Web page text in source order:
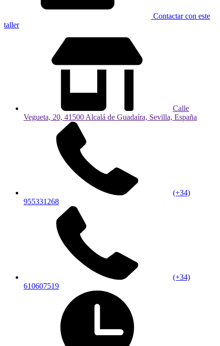
Contactar con este
taller
Calle
Vegueta, 20, 41500 Alcalá de Guadaíra, Sevilla, España
(+34)
955331268
(+34)
610607519